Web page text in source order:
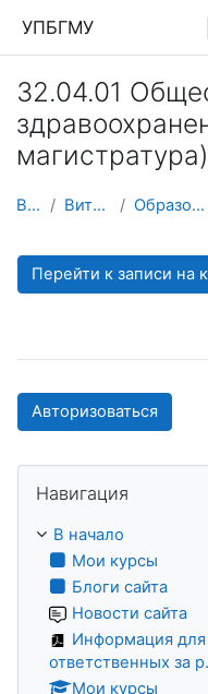
УПБГМУ
32.04.01
магистратура)
В начало Витрина курсов 3KL Образование 2025-2026 уч.год
Перейти к записи на
Авторизоваться
Навигация
В начало
Мои курсы
Блоги сайта
Новости сайта
Информация для
ответственных за
Мои курсы